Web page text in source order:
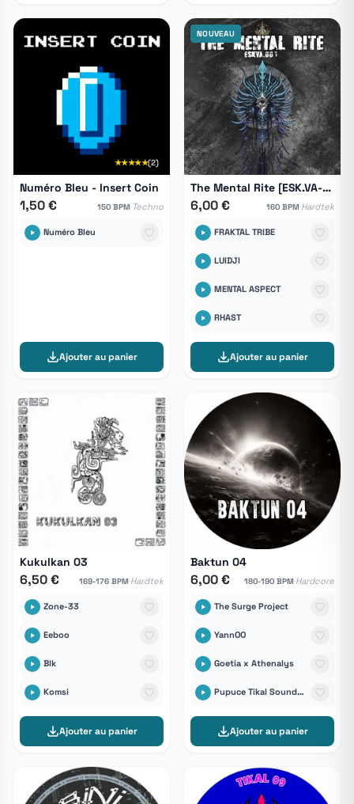
★★★★★(2)
Numéro Bleu - Insert Coin
1,50 € 150 BPM·Techno
Numéro Bleu
Ajouter au panier
NOUVEAU
The Mental Rite [ESK.VA-001]
6,00 € 160 BPM·Hardtek
FRAKTAL TRIBE
LUIDJI
MENTAL ASPECT
RHAST
Ajouter au panier
Kukulkan 03
6,50 € 169-176 BPM·Hardtek
Zone-33
Eeboo
Blk
Komsi
Ajouter au panier
Baktun 04
6,00 € 180-190 BPM·Hardcore
The Surge Project
YannOO
Goetia x Athenalys
Pupuce Tikal Sound Records
Ajouter au panier